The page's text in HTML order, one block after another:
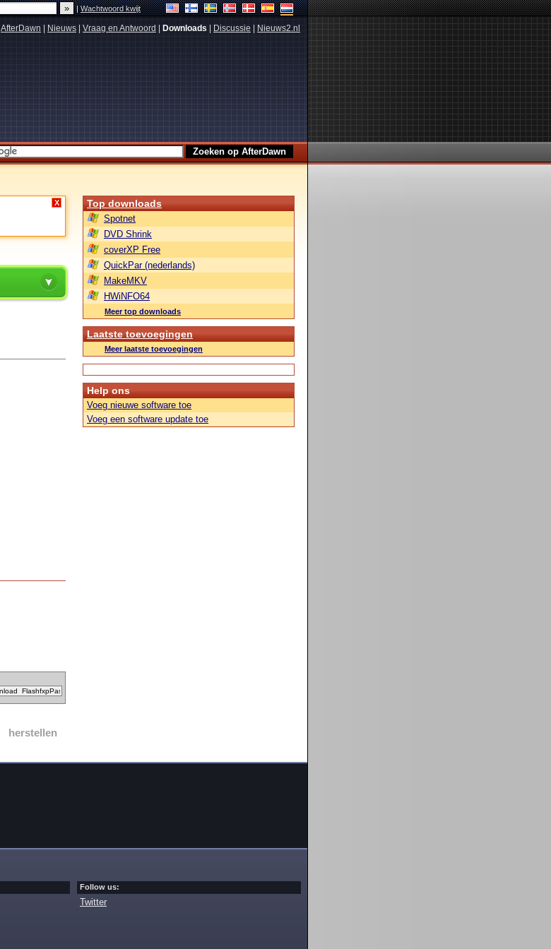
|Wachtwoord kwijt
AfterDawn Nieuws Vraag en Antwoord Downloads Discussie Nieuws2.nl
X
herstellen
Top downloads
Spotnet
DVD Shrink
coverXP Free
QuickPar (nederlands)
MakeMKV
HWiNFO64
Meer top downloads
Laatste toevoegingen
Meer laatste toevoegingen
Help ons
Voeg nieuwe software toe
Voeg een software update toe
Follow us:
Twitter